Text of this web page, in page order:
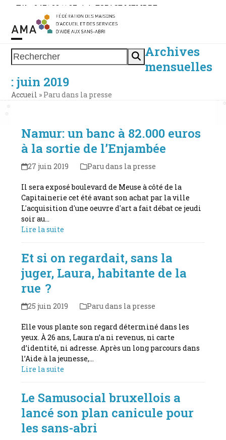
Skip
content
Tél. : 0471 38 11 37 | | ESPACE MEMBRE
Rechercher
Open
mobile
menu
Close
mobile
menu
Archives
mensuelles
: juin 2019
Accueil » Paru dans la presse
Namur: un banc à 82.000 euros
à la sortie de l’Enjambée
27 juin 2019 Paru dans la presse
Il sera exposé boulevard de Meuse à côté de la
Capitainerie cet été avant son achat par la ville
L'acquisition d'une oeuvre d'art a fait débat ce jeudi
soir au…
Lire la suite
Et si on regardait, sans la
juger, Laura, habitante de la
rue ?
25 juin 2019 Paru dans la presse
Elle vous plante son regard déterminé dans les
yeux. À 26 ans, Laura n’a ni revenus, ni carte
d’identité, ni adresse. Après un long parcours dans
l’Aide à la jeunesse,…
Lire la suite
Le Samusocial bruxellois a
lancé son plan canicule pour
les sans-abri